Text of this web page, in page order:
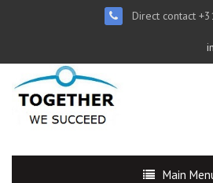
Direct contact
Main